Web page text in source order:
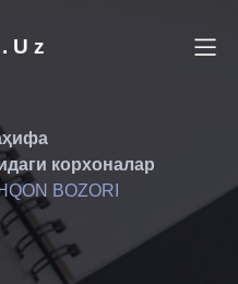
корхоналар
BOZORI